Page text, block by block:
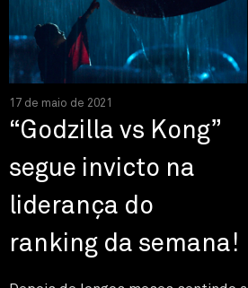
17 de maio de 2021
“Godzilla vs Kong”
segue invicto na
liderança do
ranking da semana!